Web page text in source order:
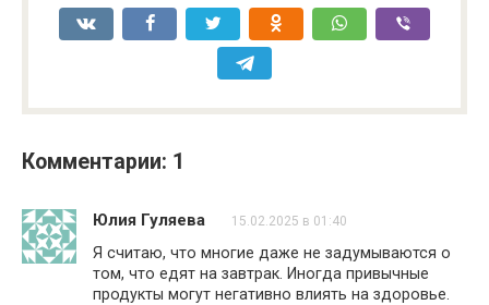
Комментарии: 1
Юлия Гуляева 15.02.2025 в 01:40
Я считаю, что многие даже не задумываются о
том, что едят на завтрак. Иногда привычные
продукты могут негативно влиять на здоровье.